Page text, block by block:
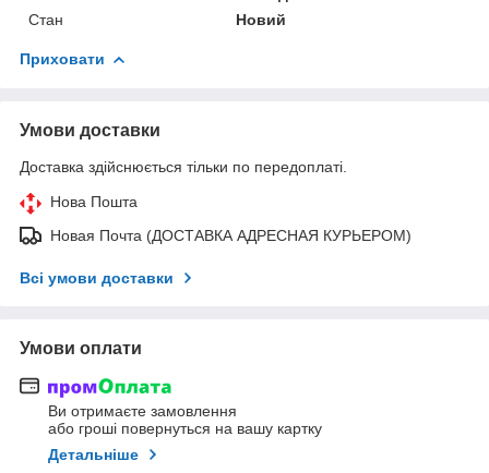
Стан
Новий
Приховати
Умови доставки
Доставка здійснюється тільки по передоплаті.
Нова Пошта
Новая Почта (ДОСТАВКА АДРЕСНАЯ КУРЬЕРОМ)
Всі умови доставки
Умови оплати
Ви отримаєте замовлення
або гроші повернуться на вашу картку
Детальніше